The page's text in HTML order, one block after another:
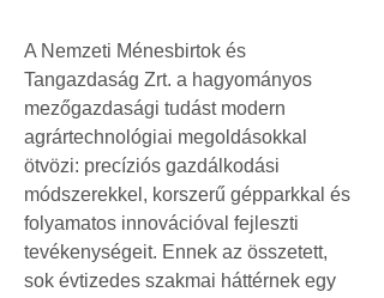
A Nemzeti Ménesbirtok és
Tangazdaság Zrt. a hagyományos
mezőgazdasági tudást modern
agrártechnológiai megoldásokkal
ötvözi: precíziós gazdálkodási
módszerekkel, korszerű gépparkkal és
folyamatos innovációval fejleszti
tevékenységeit. Ennek az összetett,
sok évtizedes szakmai háttérnek egy